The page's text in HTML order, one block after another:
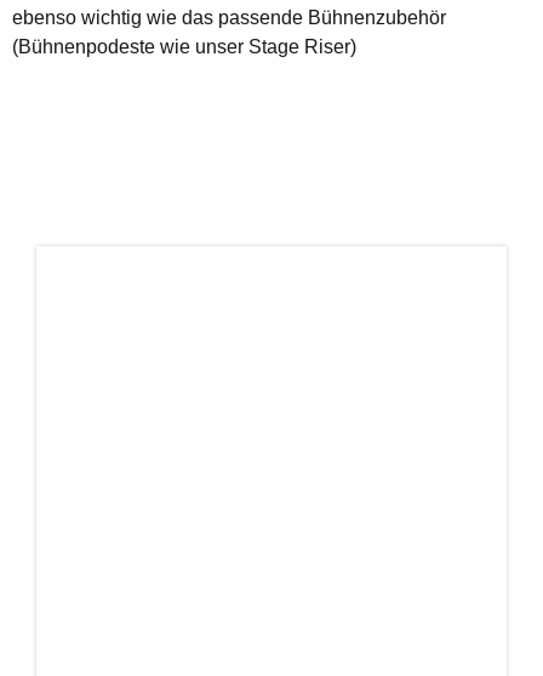
ebenso wichtig wie das passende Bühnenzubehör
(Bühnenpodeste wie unser Stage Riser)